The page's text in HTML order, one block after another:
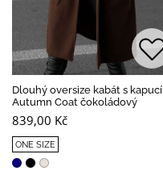
Dlouhý oversize kabát s kapucí
Autumn Coat čokoládový
839,00 Kč
ONE SIZE